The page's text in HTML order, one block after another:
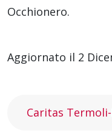
Occhionero.
Aggiornato il 2
Caritas